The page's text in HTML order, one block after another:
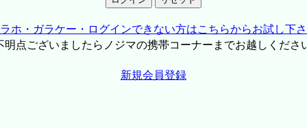
ホ・ガラケー・ログインできない方はこちらからお試し下
点ございましたらノジマの携帯コーナーまでお越しくださ
新規会員登録